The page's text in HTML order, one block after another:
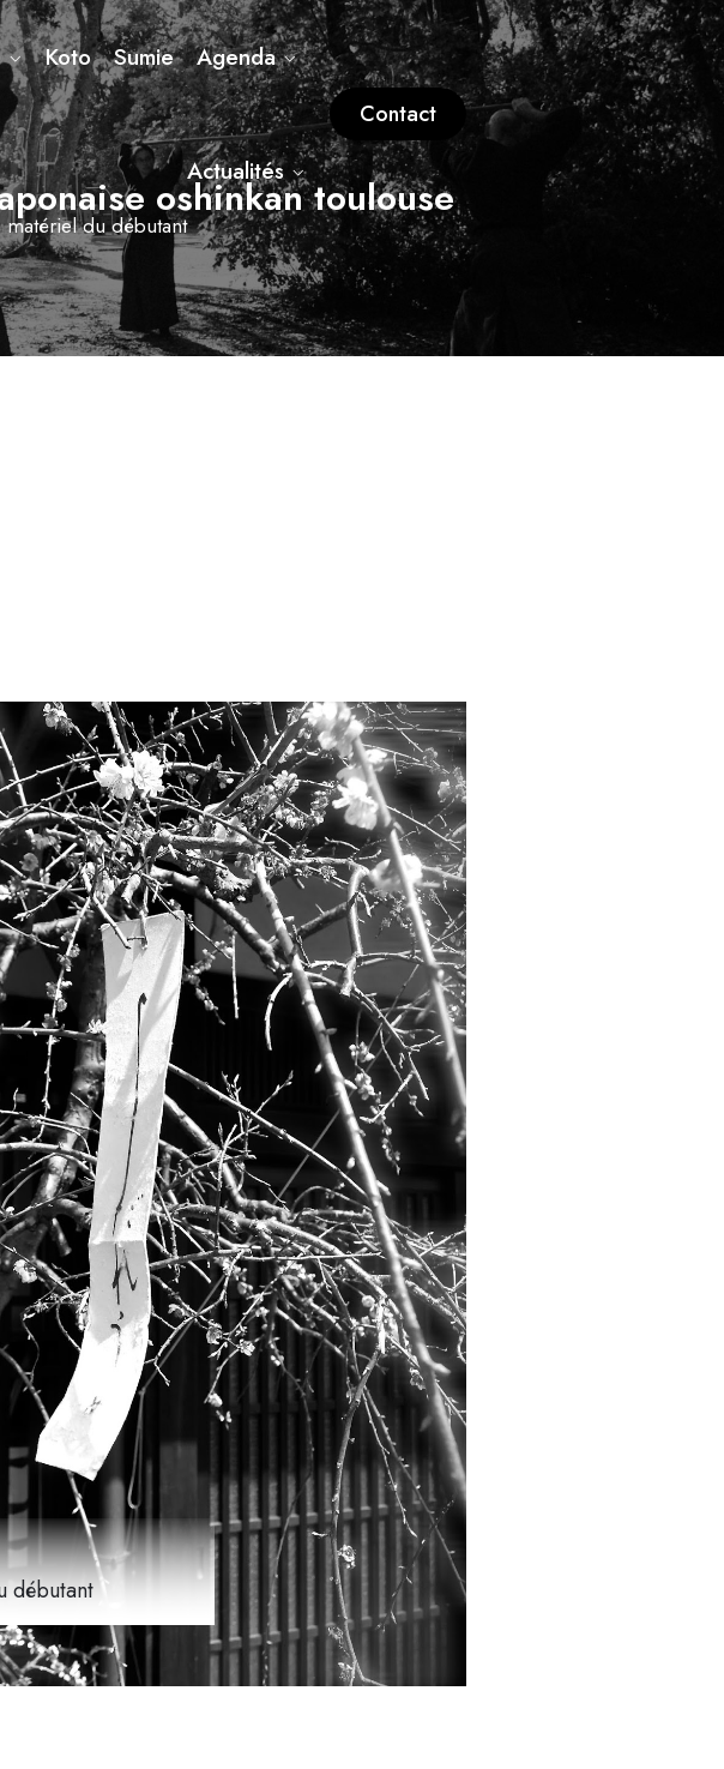
Koto Sumie Agenda
Actualités
Contact
oshinkan toulouse
matériel du débutant
débutant